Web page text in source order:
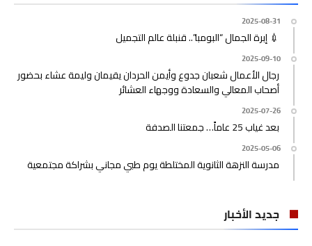
2025-08-31
💉 إبرة الجمال “البومبا”.. قنبلة عالم التجميل
2025-09-10
رجال الأعمال شعبان جدوع وأيمن الحردان يقيمان وليمة عشاء بحضور
أصحاب المعالي والسعادة ووجهاء العشائر
2025-07-26
بعد غياب 25 عاماً… جمعتنا الصدفة
2025-05-06
مدرسة النزهة الثانوية المختلطة يوم طبي مجاني بشراكة مجتمعية
جديد الأخبار